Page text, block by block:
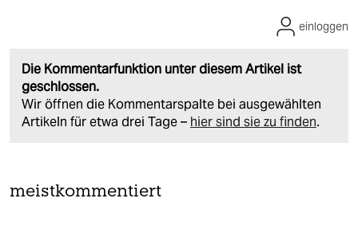
Die Kommentarfunktion unter diesem Artikel ist
geschlossen.
Wir öffnen die Kommentarspalte bei ausgewählten
Artikeln für etwa drei Tage – hier sind sie zu finden.
einloggen
meistkommentiert